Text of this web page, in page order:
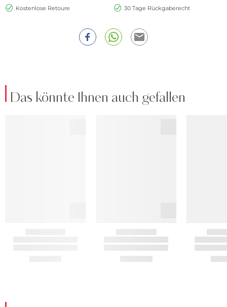
Kostenlose Retoure
30 Tage Rückgaberecht
Das könnte Ihnen auch gefallen